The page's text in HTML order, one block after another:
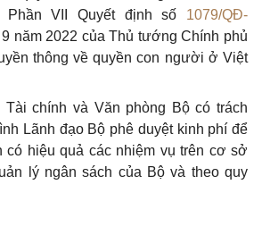
VII Quyết định số 1079/QĐ-
năm 2022 của Thủ tướng Chính phủ
thông về quyền con người ở Việt
Tài chính và Văn phòng Bộ có trách
Lãnh đạo Bộ phê duyệt kinh phí để
có hiệu quả các nhiệm vụ trên cơ sở
lý ngân sách của Bộ và theo quy